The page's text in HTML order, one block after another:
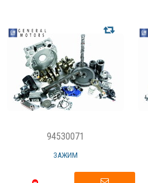
94530071
ЗАЖИМ